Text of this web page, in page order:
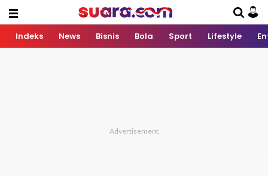
Indeks News Bisnis Bola Sport Lifestyle